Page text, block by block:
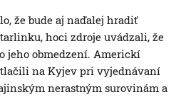
že bude aj naďalej hradiť
hoci zdroje uvádzali, že
jeho obmedzení. Americkí
na Kyjev pri vyjednávaní
nerastným surovinám a